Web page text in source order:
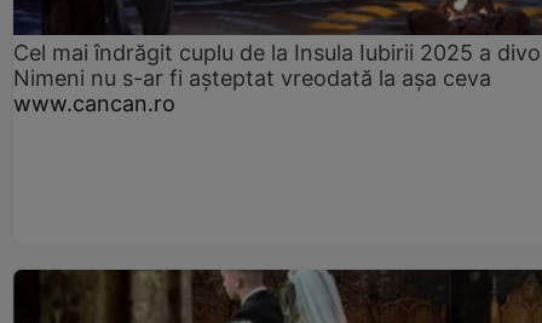
Cel mai îndrăgit cuplu de la Insula Iubirii 2025 a
Nimeni nu s-ar fi așteptat vreodată la așa ceva
www.cancan.ro